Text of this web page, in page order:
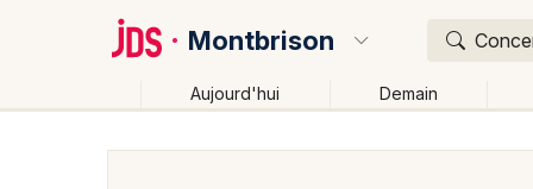
Montbrison
Aujourd'hui Demain